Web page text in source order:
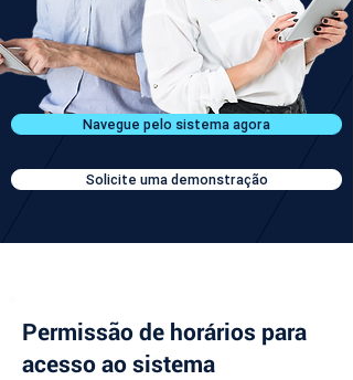
Navegue pelo sistema agora
Solicite uma demonstração
Permissão de horários para
acesso ao sistema